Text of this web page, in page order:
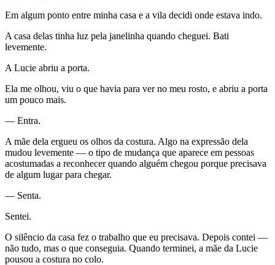
Em algum ponto entre minha casa e a vila decidi onde estava indo.
A casa delas tinha luz pela janelinha quando cheguei. Bati
levemente.
A Lucie abriu a porta.
Ela me olhou, viu o que havia para ver no meu rosto, e abriu a porta
um pouco mais.
— Entra.
A mãe dela ergueu os olhos da costura. Algo na expressão dela
mudou levemente — o tipo de mudança que aparece em pessoas
acostumadas a reconhecer quando alguém chegou porque precisava
de algum lugar para chegar.
— Senta.
Sentei.
O silêncio da casa fez o trabalho que eu precisava. Depois contei —
não tudo, mas o que conseguia. Quando terminei, a mãe da Lucie
pousou a costura no colo.